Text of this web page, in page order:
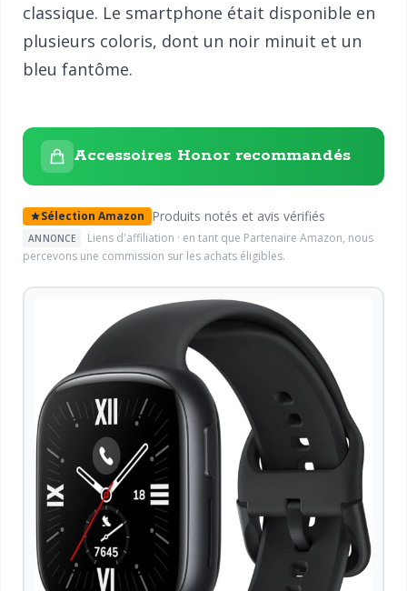
classique. Le smartphone était disponible en
plusieurs coloris, dont un noir minuit et un
bleu fantôme.
Accessoires Honor recommandés
Sélection Amazon Produits notés et avis vérifiés
ANNONCE
Liens d'affiliation · en tant que Partenaire Amazon, nous
percevons une commission sur les achats éligibles.